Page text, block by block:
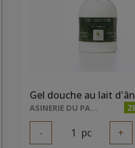
ASINERIE DU PAYS DES COLLINES SRL
- 1 pc +